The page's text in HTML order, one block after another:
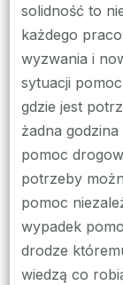
solidność to
każdego
wyzwania i
sytuacji
gdzie jest
żadna
pomoc
potrzeby
pomoc
wypadek
drodze
wiedzą co